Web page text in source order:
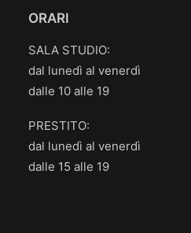
ORARI
SALA STUDIO:
dal lunedì al venerdì
dalle 10 alle 19
PRESTITO:
dal lunedì al venerdì
dalle 15 alle 19